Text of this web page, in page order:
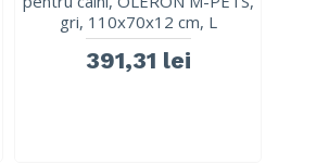
gri, 110x70x12 cm, L
391,31 lei